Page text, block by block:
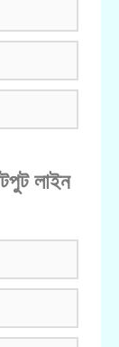
লাইন